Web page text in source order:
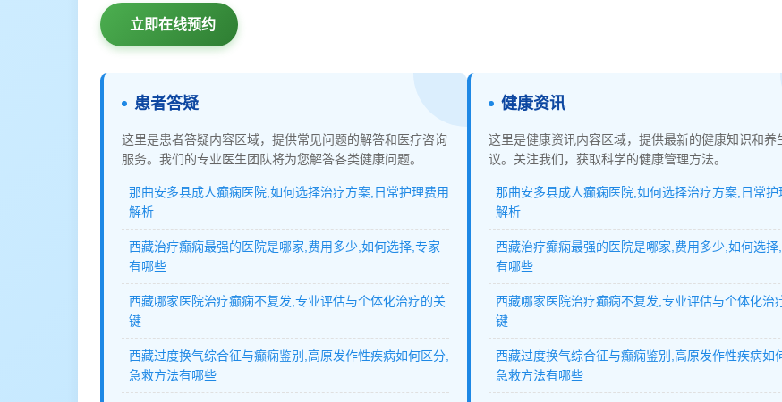
立即在线预约
患者答疑
这里是患者答疑内容区域，提供常见问题的解答和医疗咨询
服务。我们的专业医生团队将为您解答各类健康问题。
那曲安多县成人癫痫医院,如何选择治疗方案,日常护理费用
解析
西藏治疗癫痫最强的医院是哪家,费用多少,如何选择,专家
有哪些
西藏哪家医院治疗癫痫不复发,专业评估与个体化治疗的关
键
西藏过度换气综合征与癫痫鉴别,高原发作性疾病如何区分,
急救方法有哪些
健康资讯
这里是健康资讯内容区域，提供最新的健康知识和养
议。关注我们，获取科学的健康管理方法。
那曲安多县成人癫痫医院,如何选择治疗方案,日常护
解析
西藏治疗癫痫最强的医院是哪家,费用多少,如何选择
有哪些
西藏哪家医院治疗癫痫不复发,专业评估与个体化治
键
西藏过度换气综合征与癫痫鉴别,高原发作性疾病如
急救方法有哪些